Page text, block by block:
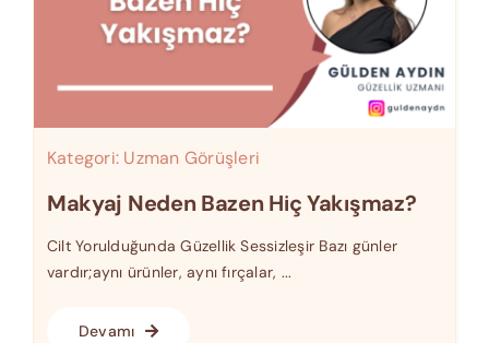
Kategori: Uzman Görüşleri
Makyaj Neden Bazen Hiç Yakışmaz?
Cilt Yorulduğunda Güzellik Sessizleşir Bazı günler
vardır;aynı ürünler, aynı fırçalar, ...
Devamı